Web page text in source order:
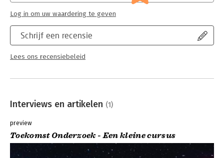
Schrijf een recensie
Lees ons recensiebeleid
Log in om uw waardering te geven
Interviews en artikelen (1)
preview
Toekomst Onderzoek - Een kleine cursus